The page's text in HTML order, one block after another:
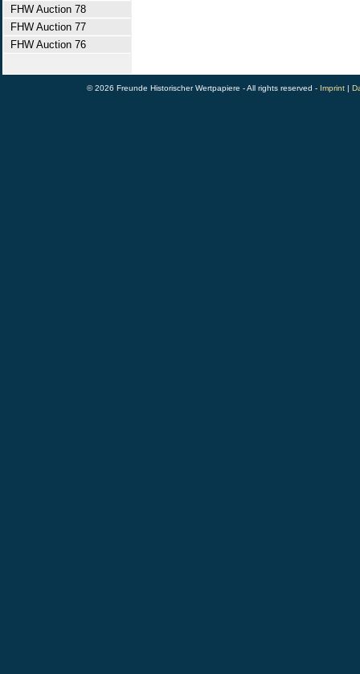
FHW Auction 78
FHW Auction 77
FHW Auction 76
© 2026 Freunde Historischer Wertpapiere - All rights reserved - Imprint |